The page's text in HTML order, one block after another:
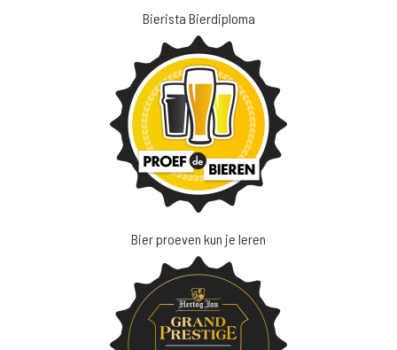
Bierista Bierdiploma
Bier proeven kun je leren